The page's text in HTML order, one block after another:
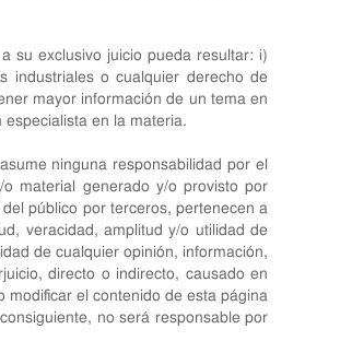
su exclusivo juicio pueda resultar: i)
industriales o cualquier derecho de
mayor información de un tema en
en la materia.
ninguna responsabilidad por el
material generado y/o provisto por
público por terceros, pertenecen a
veracidad, amplitud y/o utilidad de
de cualquier opinión, información,
directo o indirecto, causado en
modificar el contenido de esta página
no será responsable por